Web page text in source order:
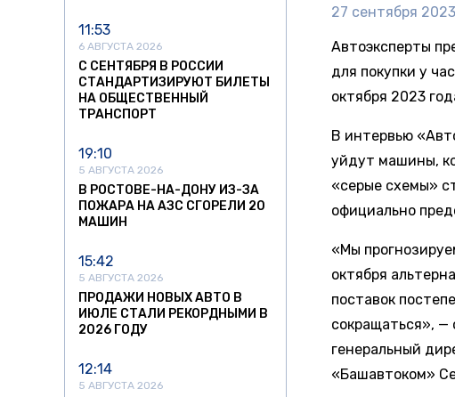
11:53
6 АВГУСТА 2026
С СЕНТЯБРЯ В РОССИИ
СТАНДАРТИЗИРУЮТ БИЛЕТЫ
НА ОБЩЕСТВЕННЫЙ
ТРАНСПОРТ
19:10
5 АВГУСТА 2026
В РОСТОВЕ-НА-ДОНУ ИЗ-ЗА
ПОЖАРА НА АЗС СГОРЕЛИ 20
МАШИН
15:42
5 АВГУСТА 2026
ПРОДАЖИ НОВЫХ АВТО В
ИЮЛЕ СТАЛИ РЕКОРДНЫМИ В
2026 ГОДУ
12:14
5 АВГУСТА 2026
27 сентября
Автоэксперты
для покупки у
октября 2023
В интервью
уйдут машины,
«серые схемы»
официально
«Мы
октября
поставок
сокращаться», —
генеральный
«Башавтоком»